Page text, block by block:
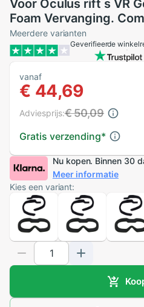
Voor Oculus rift s VR
Foam Vervanging.
Lederen Kussen,
Meerdere varianten
Geverifieerde
vanaf
€ 44,69
Gratis verzending*
Adviesprijs:€ 50,09
Nu kopen. Binnen 30
Meer informatie
Kies een variant: